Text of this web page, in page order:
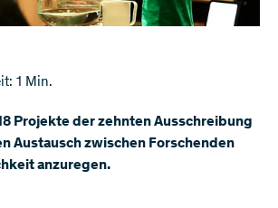
1 Min.
Projekte der zehnten Ausschreibung
Austausch zwischen Forschenden
anzuregen.